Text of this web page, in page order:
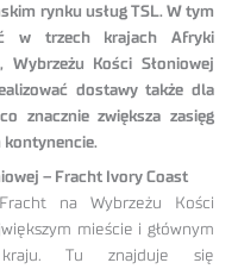
rynku usług TSL. W tym
w trzech krajach Afryki
Kości Słoniowej
dostawy także dla
znacznie zwiększa zasięg
kontynencie.
– Fracht Ivory Coast
na Wybrzeżu Kości
mieście i głównym
kraju. Tu znajduje się